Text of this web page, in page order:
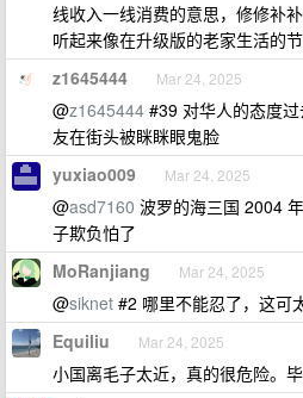
线收入一线消费的意思，修修补
听起来像在升级版的老家生活的
z1645444 Mar 24, 2025
@z1645444 #39 对华人的态度
友在街头被眯眯眼鬼脸
yuxiao009 Mar 24, 2025
@asd7160 波罗的海三国 2004
子欺负怕了
MoRanjiang Mar 24, 2025
@siknet #2 哪里不能忍了，这可
Equiliu Mar 24, 2025
小国离毛子太近，真的很危险。